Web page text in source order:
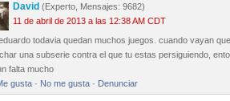
David (Experto, Mensajes: 9682)
11 de abril de 2013 a las 12:38 AM CDT
todavia quedan muchos juegos. cuando vayan
una subserie contra el que tu estas persiguiendo,
falta mucho
gusta · No me gusta · Denunciar